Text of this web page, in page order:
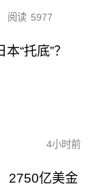
阅读 5977
“托底”？
4小时前
2750亿美金